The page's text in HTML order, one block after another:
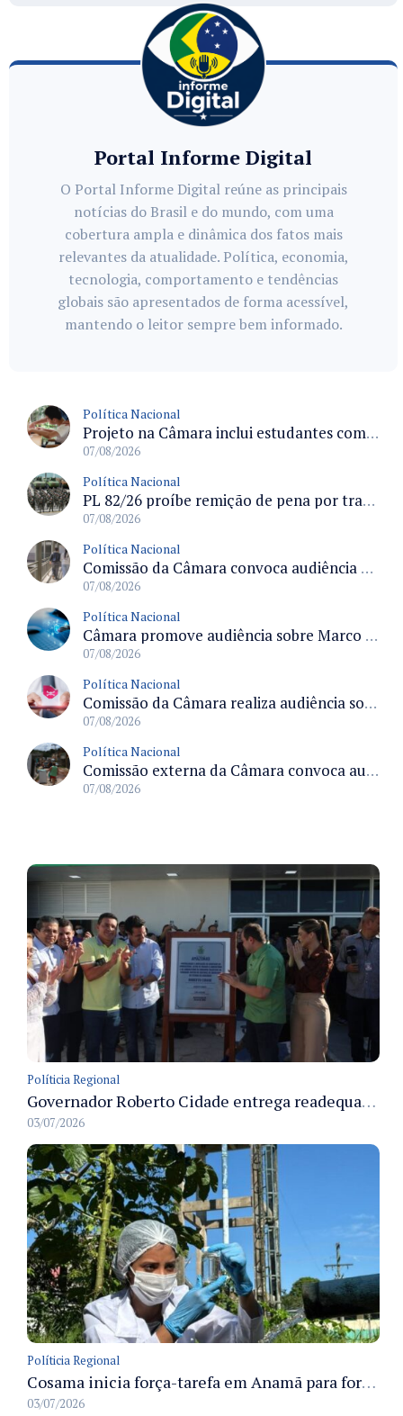
Portal Informe Digital
O Portal Informe Digital reúne as principais
notícias do Brasil e do mundo, com uma
cobertura ampla e dinâmica dos fatos mais
relevantes da atualidade. Política, economia,
tecnologia, comportamento e tendências
globais são apresentados de forma acessível,
mantendo o leitor sempre bem informado.
Política Nacional
Projeto na Câmara inclui estudantes com deficiência no regime escolar especial da LDB e estabelece critérios para frequência
07/08/2026
Política Nacional
PL 82/26 proíbe remição de pena por trabalho em funções militares para condenados por crimes contra o Estado Democrático de Direito
07/08/2026
Política Nacional
Comissão da Câmara convoca audiência para discutir misoginia nas escolas e universidades após divulgação de listas misóginas
07/08/2026
Política Nacional
Câmara promove audiência sobre Marco de Fomento à Economia Digital e impactos da inteligência artificial
07/08/2026
Política Nacional
Comissão da Câmara realiza audiência sobre apostas online para medir o tamanho do mercado ilegal
07/08/2026
Política Nacional
Comissão externa da Câmara convoca audiência pública sobre chuvas na Zona da Mata de Minas Gerais e impactos em Juiz de Fora
07/08/2026
Políticia Regional
Governador Roberto Cidade entrega readequação do ambulatório da FCecon e amplia capacidade de atendimento oncológico em Manaus
03/07/2026
Políticia Regional
Cosama inicia força-tarefa em Anamã para fortalecer abastecimento de água e segurança hídrica da população
03/07/2026